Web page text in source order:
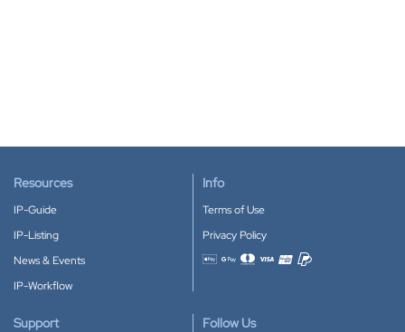
Resources
IP-Guide
IP-Listing
News & Events
IP-Workflow
Info
Terms of Use
Privacy Policy
Accepted payment methods
Support Follow Us